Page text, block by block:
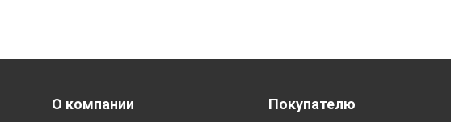
Menu footer
О компании Покупателю